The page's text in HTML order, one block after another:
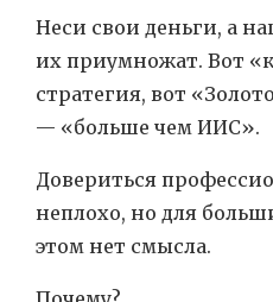
Неси свои деньги, а
их приумножат. Вот
стратегия, вот
— «больше чем ИИС».
Довериться
неплохо, но для
этом нет смысла.